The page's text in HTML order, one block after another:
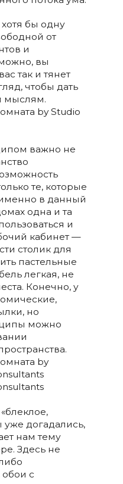
бы одну
от
и
вы
так и тянет
чтобы дать
мыслям.
by Studio
важно не
те, которые
в данный
одна и та
и
кабинет —
столик для
пастельные
легкая, не
Конечно, у
но
можно
by
уже догадались,
нам тему
Здесь не
обои с